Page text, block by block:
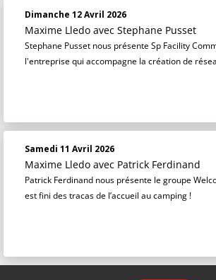
Dimanche 12 Avril 2026
Maxime Lledo avec Stephane Pusset
Stephane Pusset nous présente Sp Facility
l'entreprise qui accompagne la création de
Samedi 11 Avril 2026
Maxime Lledo avec Patrick Ferdinand
Patrick Ferdinand nous présente le groupe
est fini des tracas de l’accueil au camping !